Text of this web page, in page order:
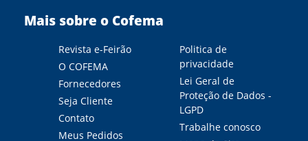
Mais sobre o Cofema
Revista e-Feirão
O COFEMA
Fornecedores
Seja Cliente
Contato
Meus Pedidos
Politica de
privacidade
Lei Geral de
Proteção de Dados -
LGPD
Trabalhe conosco